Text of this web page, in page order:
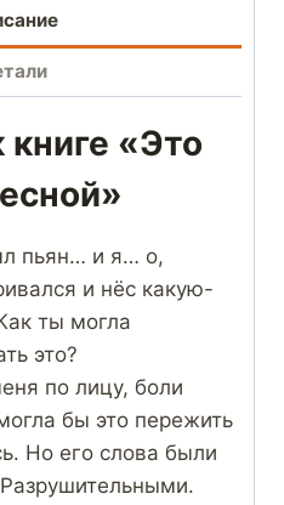
«Это
пьян… и я… о,
и нёс какую-
ты могла
это?
по лицу, боли
бы это пережить
Но его слова были